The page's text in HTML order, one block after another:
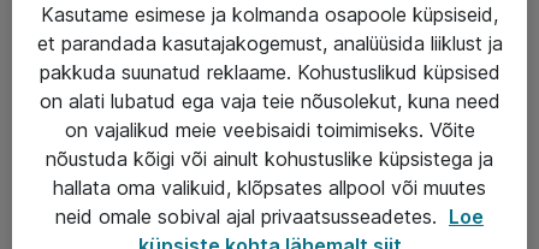
Haldusteenused
Garantii
Turva- ja nõrkvoolulahendused
AS ATEA
+372 659 3591
Kasutame esimese ja kolmanda osapoole küpsiseid,
et parandada kasutajakogemust, analüüsida liiklust ja
pakkuda suunatud reklaame. Kohustuslikud küpsised
on alati lubatud ega vaja teie nõusolekut, kuna need
on vajalikud meie veebisaidi toimimiseks. Võite
nõustuda kõigi või ainult kohustuslike küpsistega ja
hallata oma valikuid, klõpsates allpool või muutes
neid omale sobival ajal privaatsusseadetes. Loe